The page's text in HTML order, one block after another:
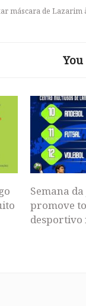
máscara de Lazarim
Semana
promove